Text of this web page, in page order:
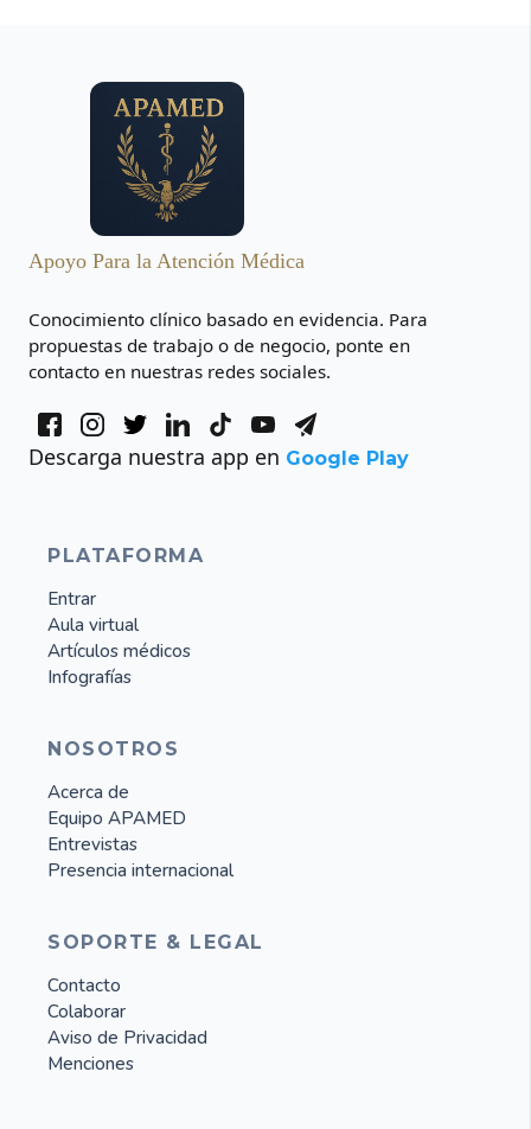
Apoyo Para la Atención Médica
Conocimiento clínico basado en evidencia. Para
propuestas de trabajo o de negocio, ponte en
contacto en nuestras redes sociales.
Descarga nuestra app en Google Play
PLATAFORMA
Entrar
Aula virtual
Artículos médicos
Infografías
NOSOTROS
Acerca de
Equipo APAMED
Entrevistas
Presencia internacional
SOPORTE & LEGAL
Contacto
Colaborar
Aviso de Privacidad
Menciones